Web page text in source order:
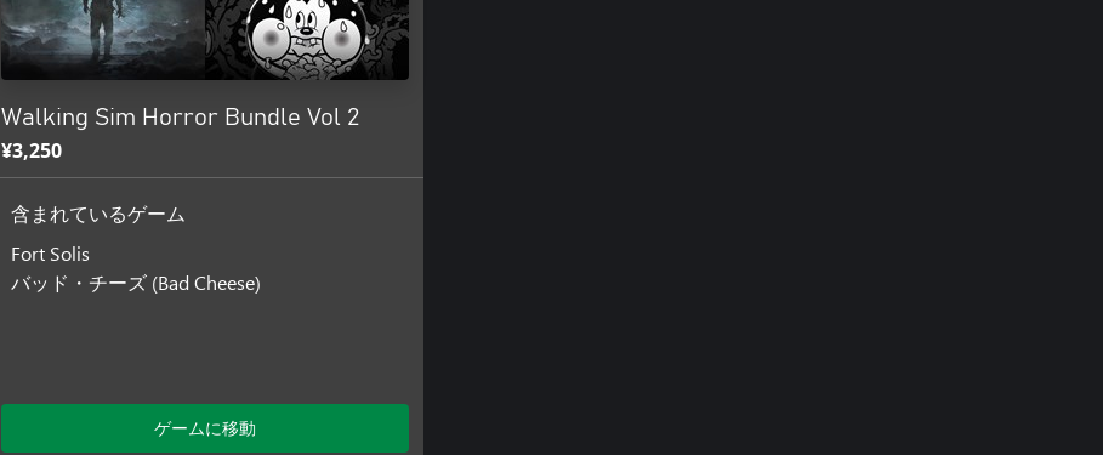
Walking Sim Horror Bundle Vol 2
¥3,250
含まれているゲーム
Fort Solis
バッド・チーズ (Bad Cheese)
ゲームに移動